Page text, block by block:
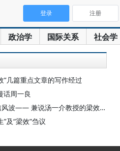
政治学 国际关系 社会学
登录 注册
”几篇重点文章的写作经过
话周一良
波—— 兼说汤一介教授的梁效故事
及“梁效”刍议